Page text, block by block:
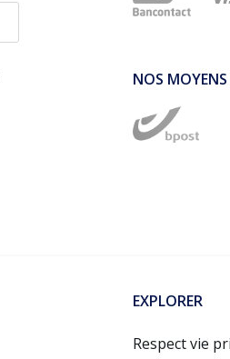
NOS
EXPLORER
Respect vie